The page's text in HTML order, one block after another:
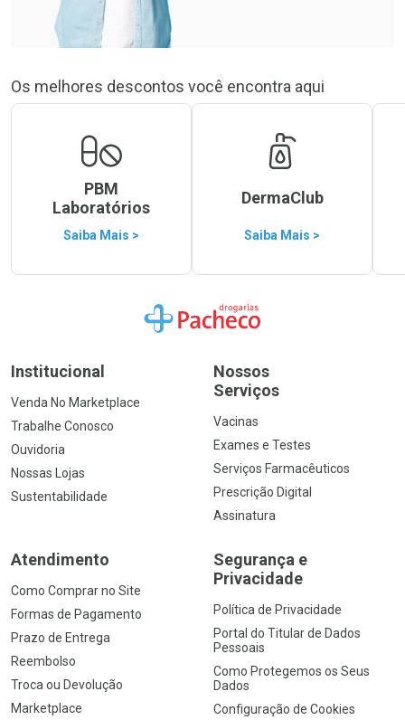
Os melhores descontos você encontra aqui
PBM
Laboratórios
Saiba Mais >
DermaClub
Saiba Mais >
Ir para a Home
Institucional
Venda No Marketplace
Trabalhe Conosco
Ouvidoria
Nossas Lojas
Sustentabilidade
Nossos
Serviços
Vacinas
Exames e Testes
Serviços Farmacêuticos
Prescrição Digital
Assinatura
Atendimento
Como Comprar no Site
Formas de Pagamento
Prazo de Entrega
Reembolso
Troca ou Devolução
Marketplace
Segurança e
Privacidade
Política de Privacidade
Portal do Titular de Dados
Pessoais
Como Protegemos os Seus
Dados
Configuração de Cookies